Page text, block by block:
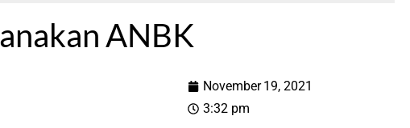
ANBK
November 19, 2021
3:32 pm